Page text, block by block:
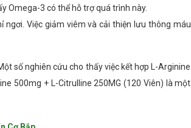
Omega-3 có thể hỗ trợ quá trình này.
Việc giảm viêm và cải thiện lưu thông máu
số nghiên cứu cho thấy việc kết hợp L-Arginine
500mg + L-Citrulline 250MG (120 Viên) là một